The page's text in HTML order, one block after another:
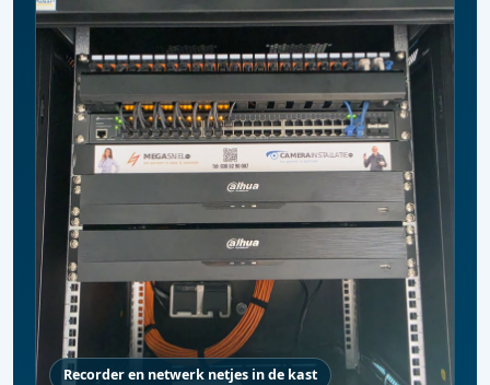
Recorder en netwerk netjes in de kast